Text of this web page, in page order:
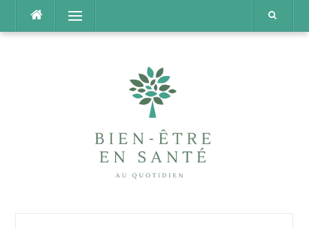
contenu
Menu